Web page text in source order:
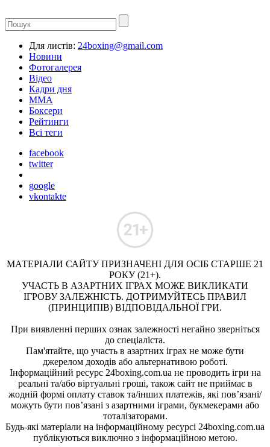
Для листів: 24boxing@gmail.com
Новини
Фотогалерея
Відео
Кадри дня
ММА
Боксери
Рейтинги
Всі теги
facebook
twitter
google
vkontakte
МАТЕРІАЛИ САЙТУ ПРИЗНАЧЕНІ ДЛЯ ОСІБ СТАРШЕ 21
РОКУ (21+).
УЧАСТЬ В АЗАРТНИХ ІГРАХ МОЖЕ ВИКЛИКАТИ
ІГРОВУ ЗАЛЕЖНІСТЬ. ДОТРИМУЙТЕСЬ ПРАВИЛ
(ПРИНЦИПІВ) ВІДПОВІДАЛЬНОЇ ГРИ.
При виявленні перших ознак залежності негайно зверніться
до спеціаліста.
Пам'ятайте, що участь в азартних іграх не може бути
джерелом доходів або альтернативою роботі.
Інформаційний ресурс 24boxing.com.ua не проводить ігри на
реальні та/або віртуальні гроші, також сайт не приймає в
жодній формі оплату ставок та/інших платежів, які пов’язані/
можуть бути пов’язані з азартними іграми, букмекерами або
тоталізаторами.
Будь-які матеріали на інформаційному ресурсі 24boxing.com.ua
публікуються виключно з інформаційною метою.